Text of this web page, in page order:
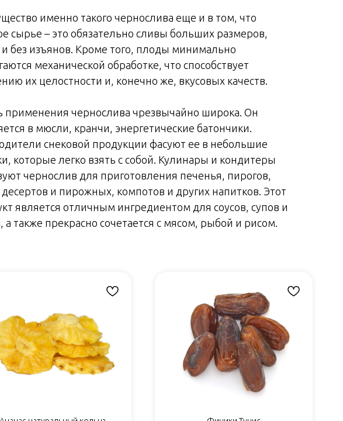
именно такого чернослива еще и в том, что
сырье – это обязательно сливы больших размеров,
без изъянов. Кроме того, плоды минимально
механической обработке, что способствует
их целостности и, конечно же, вкусовых качеств.
применения чернослива чрезвычайно широка. Он
в мюсли, кранчи, энергетические батончики.
снековой продукции фасуют ее в небольшие
которые легко взять с собой. Кулинары и кондитеры
чернослив для приготовления печенья, пирогов,
десертов и пирожных, компотов и других напитков. Этот
является отличным ингредиентом для соусов, супов и
а также прекрасно сочетается с мясом, рыбой и рисом.